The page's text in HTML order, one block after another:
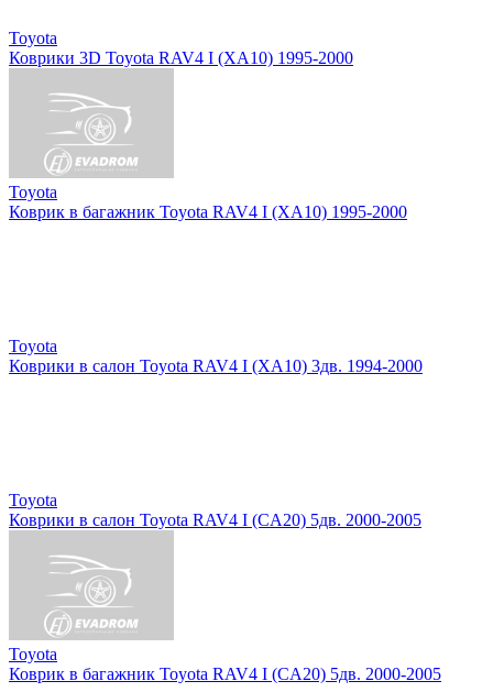
Toyota
Коврики 3D Toyota RAV4 I (XA10) 1995-2000
Toyota
Коврик в багажник Toyota RAV4 I (XA10) 1995-2000
Toyota
Коврики в салон Toyota RAV4 I (XA10) 3дв. 1994-2000
Toyota
Коврики в салон Toyota RAV4 I (CA20) 5дв. 2000-2005
Toyota
Коврик в багажник Toyota RAV4 I (CA20) 5дв. 2000-2005